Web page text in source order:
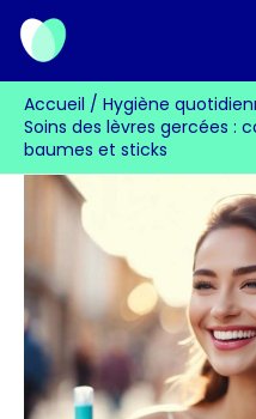
Aller
contenu
Accueil
Hygiène
Soins des lèvres gercées :
baumes et sticks